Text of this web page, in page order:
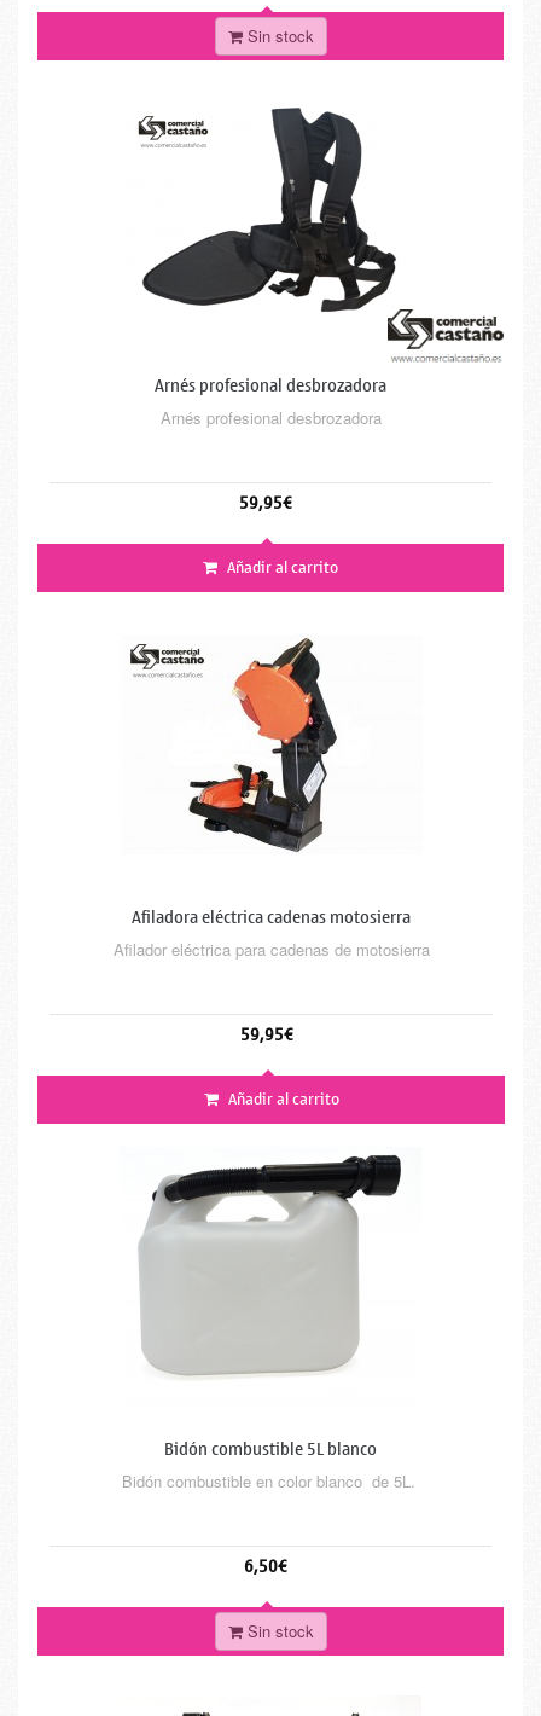
Sin stock
Arnés profesional desbrozadora
Arnés profesional desbrozadora
59,95€
Añadir al carrito
Afiladora eléctrica cadenas motosierra
Afilador eléctrica para cadenas de motosierra
59,95€
Añadir al carrito
Bidón combustible 5L blanco
Bidón combustible en color blanco de 5L.
6,50€
Sin stock